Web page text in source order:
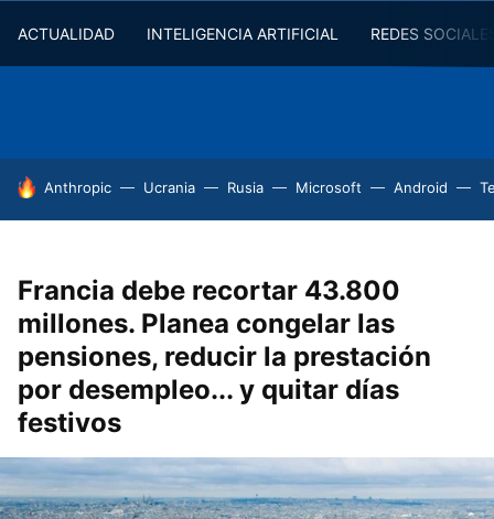
ACTUALIDAD INTELIGENCIA ARTIFICIAL REDES
HOY SE HABLA DE
Anthropic Ucrania Rusia Microsoft Android
Francia debe recortar 43.800
millones. Planea congelar las
pensiones, reducir la prestación
por desempleo... y quitar días
festivos